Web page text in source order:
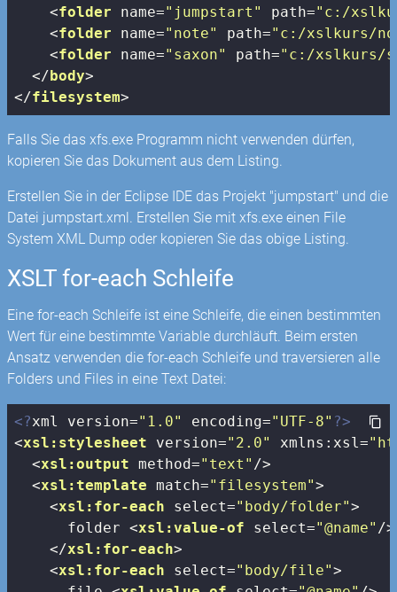
<folder name="jumpstart" path="c:/
<folder name="note" path="c:/xslkurs/
<folder name="saxon" path="c:/xslkurs/
</body>
</filesystem>
Falls Sie das xfs.exe Programm nicht verwenden dürfen,
kopieren Sie das Dokument aus dem Listing.
Erstellen Sie in der Eclipse IDE das Projekt "jumpstart" und die
Datei jumpstart.xml. Erstellen Sie mit xfs.exe einen File
System XML Dump oder kopieren Sie das obige Listing.
XSLT for-each Schleife
Eine for-each Schleife ist eine Schleife, die einen bestimmten
Wert für eine bestimmte Variable durchläuft. Beim ersten
Ansatz verwenden die for-each Schleife und traversieren alle
Folders und Files in eine Text Datei:
<?xml version="1.0" encoding="UTF-8" ?>
<xsl:stylesheet version="2.0" xmlns:xsl=
<xsl:output method="text" />
<xsl:template match="filesystem">
<xsl:for-each select="body/folder">
      folder
<xsl:value-of select="@name" />
</xsl:for-each>
<xsl:for-each select="body/file">